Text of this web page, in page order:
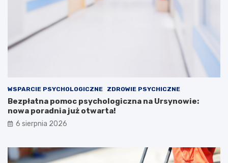
WSPARCIE PSYCHOLOGICZNE ZDROWIE PSYCHICZNE
Bezpłatna pomoc psychologiczna na Ursynowie:
nowa poradnia już otwarta!
6 sierpnia 2026